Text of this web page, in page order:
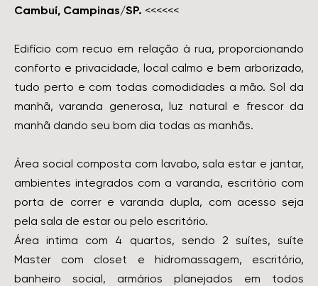
Cambuí, Campinas/SP. <<<<<<
Edifício com recuo em relação à rua, proporcionando
conforto e privacidade, local calmo e bem arborizado,
tudo perto e com todas comodidades a mão. Sol da
manhã, varanda generosa, luz natural e frescor da
manhã dando seu bom dia todas as manhãs.
Área social composta com lavabo, sala estar e jantar,
ambientes integrados com a varanda, escritório com
porta de correr e varanda dupla, com acesso seja
pela sala de estar ou pelo escritório.
Área intima com 4 quartos, sendo 2 suítes, suíte
Master com closet e hidromassagem, escritório,
banheiro social, armários planejados em todos